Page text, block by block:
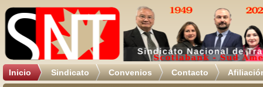
Inicio Sindicato Convenios Contacto